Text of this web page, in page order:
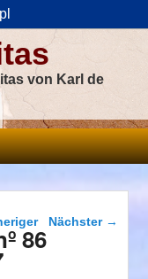
pl
von Karl de
Nächster →
86